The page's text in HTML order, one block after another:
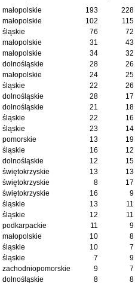
małopolskie 193
228
małopolskie 102
115
śląskie 76
72
małopolskie 31
43
małopolskie 34
32
dolnośląskie 28
26
małopolskie 24
25
śląskie 22
26
dolnośląskie 28
17
dolnośląskie 21
18
śląskie 22
16
śląskie 23
14
pomorskie 13
19
śląskie 16
12
dolnośląskie 12
15
świętokrzyskie 13
13
świętokrzyskie 8
17
świętokrzyskie 16
9
śląskie 13
11
śląskie 12
11
podkarpackie 11
9
małopolskie 10
8
śląskie 10
7
śląskie 7
9
zachodniopomorskie 9
7
dolnośląskie 8
8